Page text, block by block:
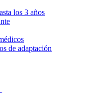
los 3 años
de adaptación